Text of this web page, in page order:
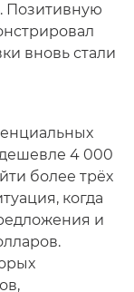
Позитивную
вновь стали
4 000
более трёх
когда
и